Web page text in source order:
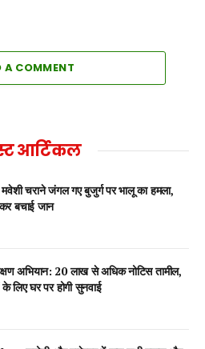
A COMMENT
आर्टिकल
चराने जंगल गए बुजुर्ग पर भालू का हमला,
बचाई जान
अभियान: 20 लाख से अधिक नोटिस तामील,
के लिए घर पर होगी सुनवाई